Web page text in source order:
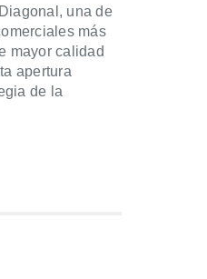
una de
más
mayor calidad
apertura
de la